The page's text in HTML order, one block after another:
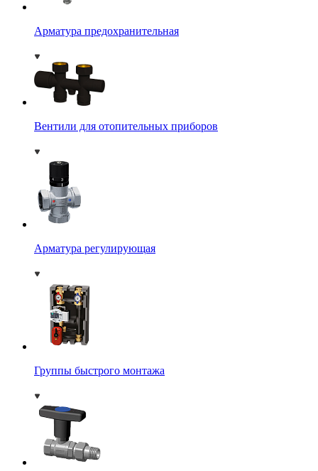
Арматура предохранительная
Вентили для отопительных приборов
Арматура регулирующая
Группы быстрого монтажа